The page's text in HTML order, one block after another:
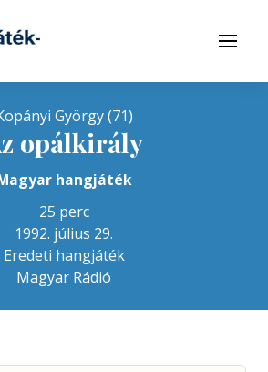
Menü
György (71)
opálkirály
hangjáték
25 perc
1992. július 29.
Eredeti hangjáték
Magyar Rádió